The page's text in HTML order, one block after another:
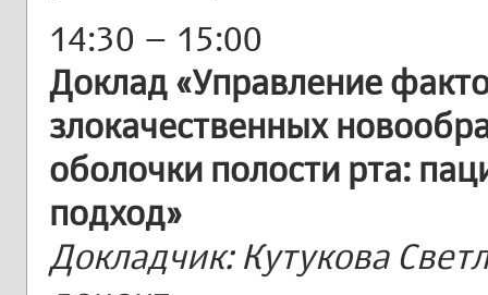
14:30 – 15:00
Доклад «Управление
злокачественных
оболочки полости рта:
подход»
Докладчик: Кутукова